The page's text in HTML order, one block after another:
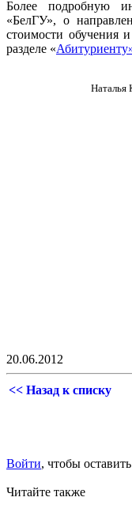
Более подробную
«БелГУ», о
стоимости обучения
разделе «
Наталья
20.06.2012
<< Назад к списку
Войти, чтобы
Читайте также